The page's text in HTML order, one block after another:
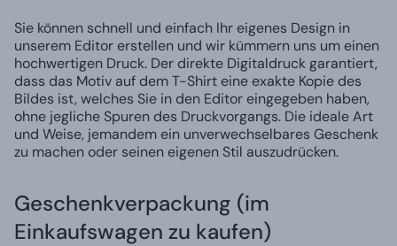
Sie können schnell und einfach Ihr eigenes Design in
unserem Editor erstellen und wir kümmern uns um einen
hochwertigen Druck. Der direkte Digitaldruck garantiert,
dass das Motiv auf dem T-Shirt eine exakte Kopie des
Bildes ist, welches Sie in den Editor eingegeben haben,
ohne jegliche Spuren des Druckvorgangs. Die ideale Art
und Weise, jemandem ein unverwechselbares Geschenk
zu machen oder seinen eigenen Stil auszudrücken.
Geschenkverpackung (im
Einkaufswagen zu kaufen)